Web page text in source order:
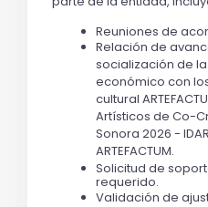
Reuniones de
Relación de
socialización de
económico con
cultural
Artísticos de Co-
Sonora 2026 -
ARTEFACTUM.
Solicitud de
requerido.
Validación de